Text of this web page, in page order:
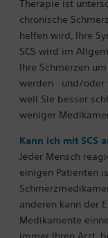
Therapie ist
chronische
helfen wird, Ihre
SCS wird im
Ihre Schmerzen
werden
und/oder
weil Sie besser
weniger
Kann ich mit SCS
Jeder Mensch
einigen Patienten
anderen kann der
Medikamente